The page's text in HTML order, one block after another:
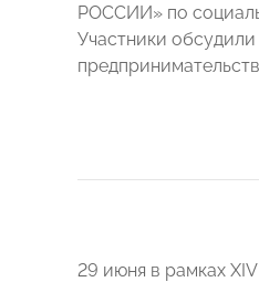
РОССИИ» по
Участники
29 июня в рамках